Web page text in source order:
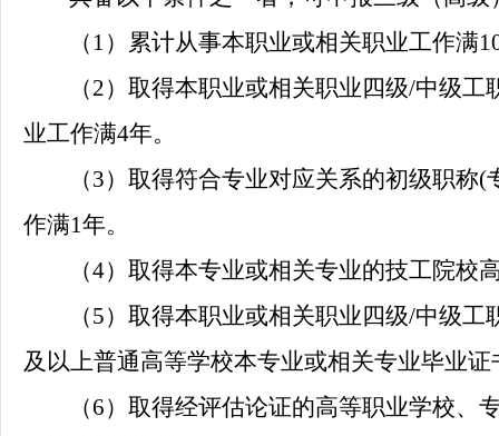
（ 1） 累计从事本职业或相关职业工作满
（2）取得本职业或相关职业四级/中级工
业工作满4年。
（3）取得符合专业对应关系的初级职称(
作满1年。
（4）取得本专业或相关专业的技工院校
（5）取得本职业或相关职业四级/中级工
及以上普通高等学校本专业或相关专业毕业
（6）取得经评估论证的高等职业学校、